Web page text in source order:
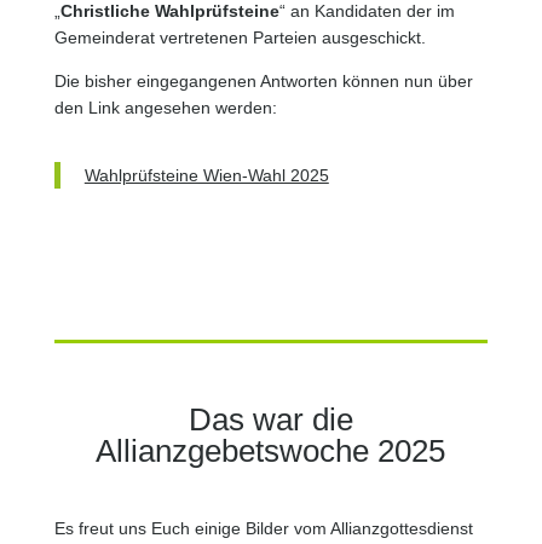
Christliche Wahlprüfsteine“ an Kandidaten der im
Gemeinderat vertretenen Parteien ausgeschickt.
Die bisher eingegangenen Antworten können nun über
den Link angesehen werden:
Wahlprüfsteine Wien-Wahl 2025
Das war die
Allianzgebetswoche 2025
Es freut uns Euch einige Bilder vom Allianzgottesdienst